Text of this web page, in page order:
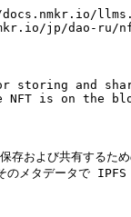
jp/dao-ru/
storing and
is on the
共有するための
メタデータで IPFS